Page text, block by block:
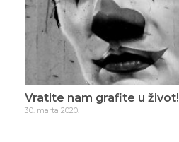
Vratite nam grafite u život!
30. marta 2020.